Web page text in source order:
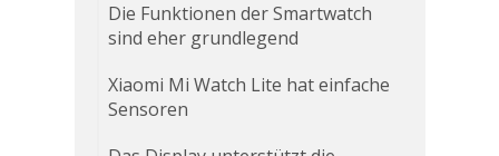
Die Funktionen der Smartwatch
sind eher grundlegend
Xiaomi Mi Watch Lite hat einfache
Sensoren